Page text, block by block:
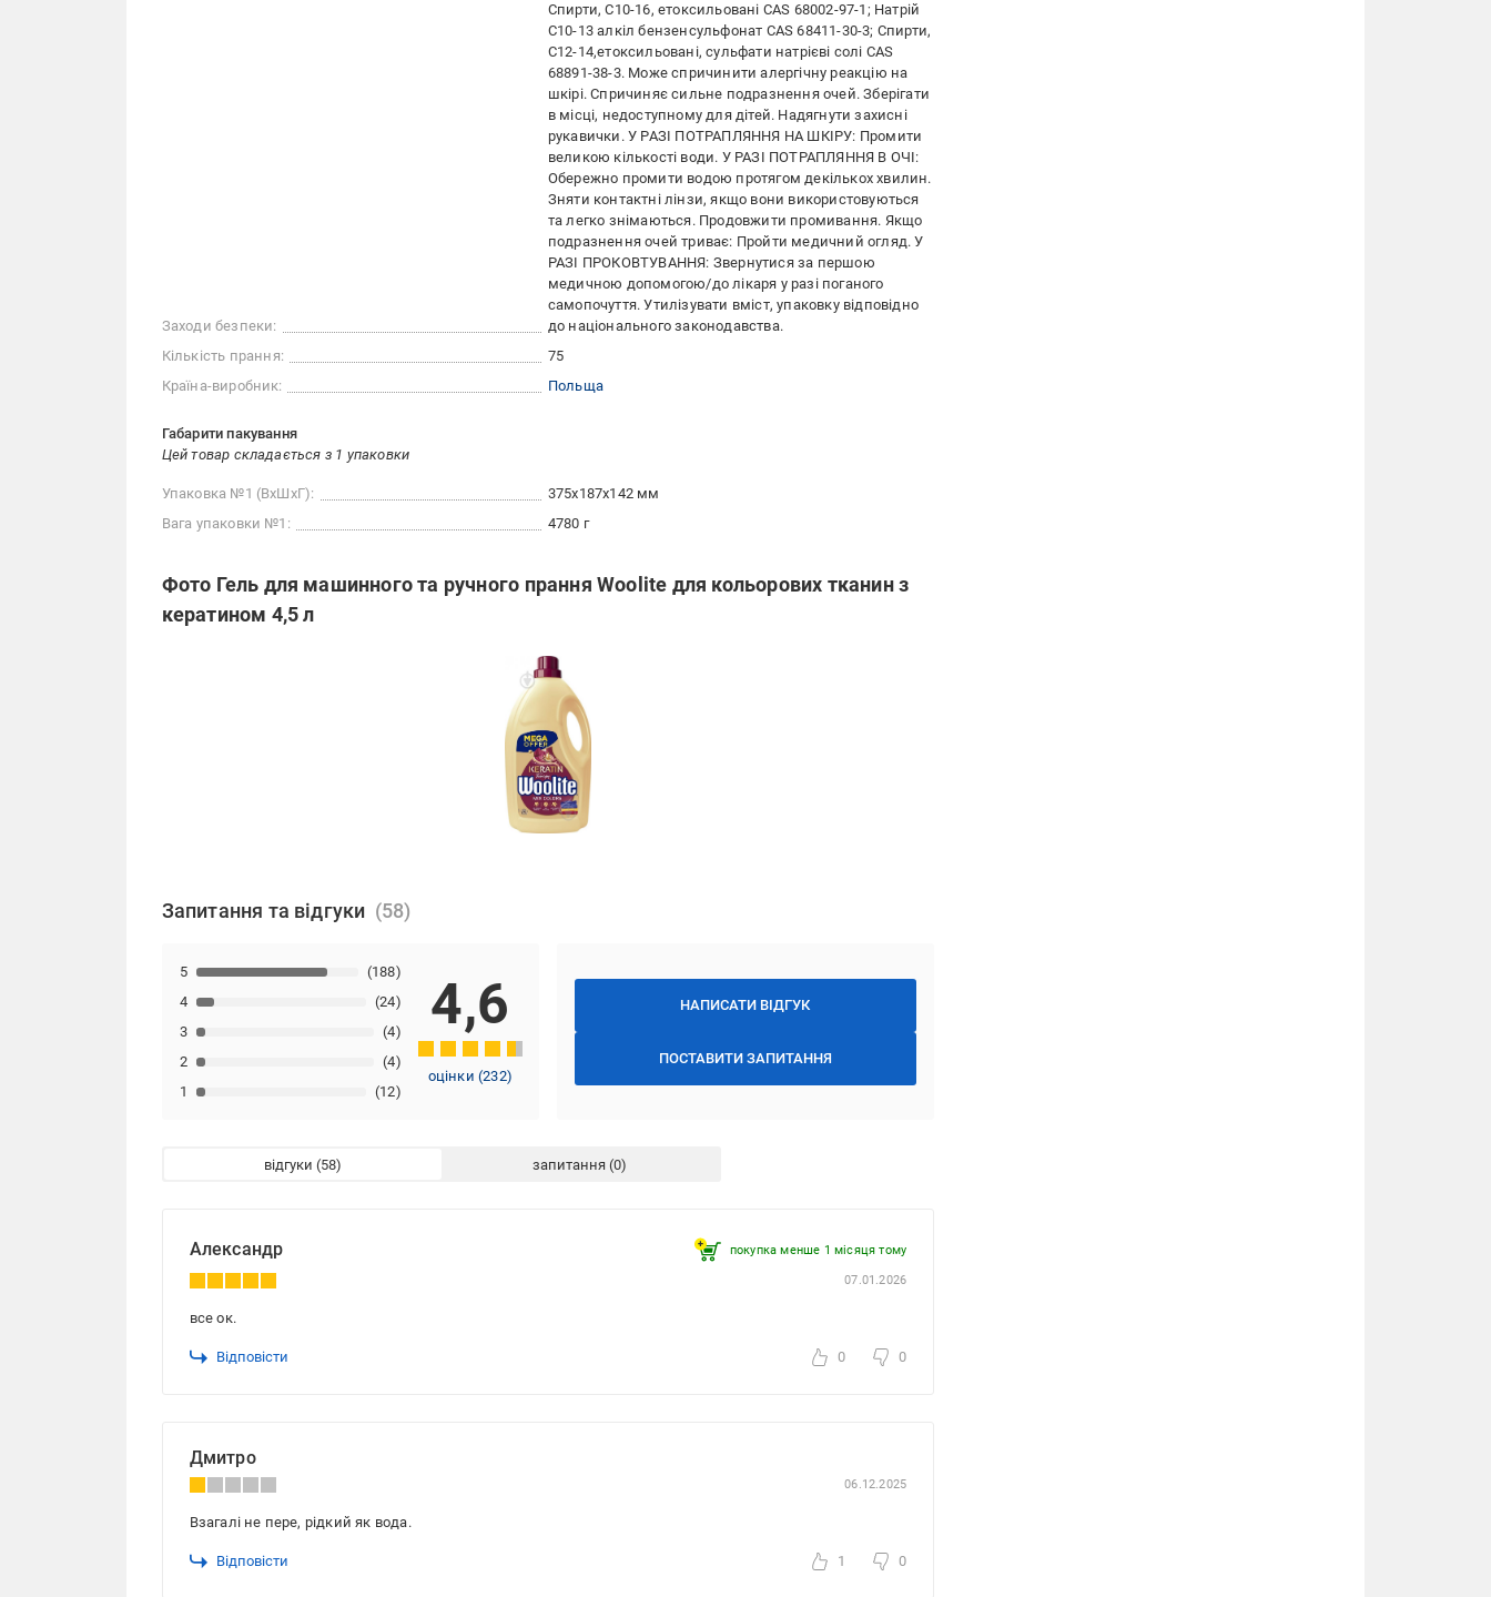
Заходи безпеки:
Спирти, C10-16, етоксильовані CAS 68002-97-1; Натрій
C10-13 алкіл бензенсульфонат CAS 68411-30-3; Спирти,
C12-14,етоксильовані, сульфати натрієві солі CAS
68891-38-3. Може спричинити алергічну реакцію на
шкірі. Спричиняє сильне подразнення очей. Зберігати
в місці, недоступному для дітей. Надягнути захисні
рукавички. У РАЗІ ПОТРАПЛЯННЯ НА ШКІРУ: Промити
великою кількості води. У РАЗІ ПОТРАПЛЯННЯ В ОЧІ:
Обережно промити водою протягом декількох хвилин.
Зняти контактні лінзи, якщо вони використовуються
та легко знімаються. Продовжити промивання. Якщо
подразнення очей триває: Пройти медичний огляд. У
РАЗІ ПРОКОВТУВАННЯ: Звернутися за першою
медичною допомогою/до лікаря у разі поганого
самопочуття. Утилізувати вміст, упаковку відповідно
до національного законодавства.
Кількість прання:
75
Країна-виробник:
Польща
Габарити пакування
Цей товар складається з 1 упаковки
Упаковка №1 (ВхШхГ):
375x187x142 мм
Вага упаковки №1:
4780 г
Фото Гель для машинного та ручного прання Woolite для кольорових тканин з
кератином 4,5 л
Запитання та відгуки
НАПИСАТИ ВІДГУК
ПОСТАВИТИ ЗАПИТАННЯ
1 (12)
2 (4)
3 (4)
4 (24)
5 (188)
4,6
оцінки (232)
відгуки запитання
Александр покупка менше 1 місяця томy
07.01.2026
все ок.
Відповісти 0 0
Дмитро
06.12.2025
Взагалі не пере, рідкий як вода.
Відповісти 1 0